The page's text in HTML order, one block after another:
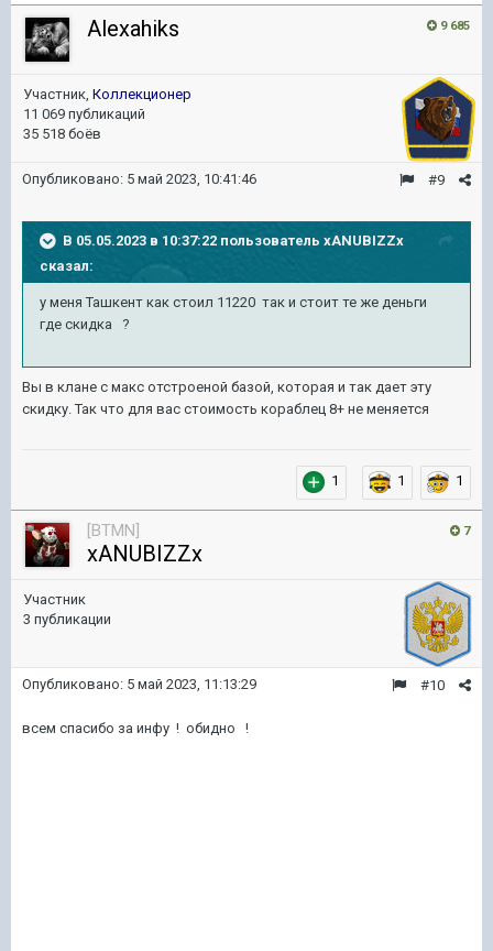
9 685
Alexahiks
Участник, Коллекционер
11 069 публикаций
35 518 боёв
#9
Опубликовано: 5 май 2023, 10:41:46
В 05.05.2023 в 10:37:22 пользователь xANUBIZZx
сказал:
у меня Ташкент как стоил 11220 так и стоит те же деньги
где скидка ?
Вы в клане с макс отстроеной базой, которая и так дает эту
скидку. Так что для вас стоимость кораблец 8+ не меняется
1 1 1
7
[BTMN]
xANUBIZZx
Участник
3 публикации
#10
Опубликовано: 5 май 2023, 11:13:29
всем спасибо за инфу ! обидно !